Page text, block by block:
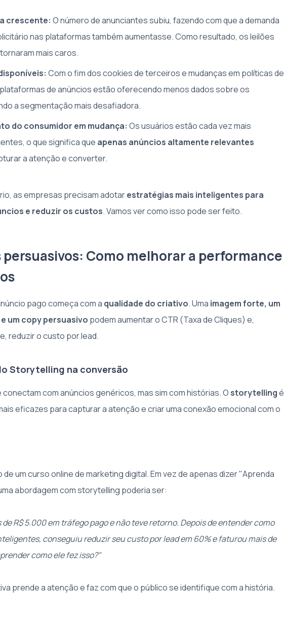
crescente: O número de anunciantes subiu, fazendo com que a demanda
nas plataformas também aumentasse. Como resultado, os leilões
mais caros.
Com o fim dos cookies de terceiros e mudanças em políticas de
de anúncios estão oferecendo menos dados sobre os
a segmentação mais desafiadora.
do consumidor em mudança: Os usuários estão cada vez mais
o que significa que apenas anúncios altamente relevantes
a atenção e converter.
as empresas precisam adotarestratégias mais inteligentes para
e reduzir os custos. Vamos ver como isso pode ser feito.
persuasivos: Como melhorar a performance
pago começa com a qualidade do criativo. Uma imagem forte, um
um copy persuasivo podem aumentar o CTR (Taxa de Cliques) e,
reduzir o custo por lead.
Storytelling na conversão
com anúncios genéricos, mas sim com histórias. O storytellingé
eficazes para capturar a atenção e criar uma conexão emocional com o
de um curso online de marketing digital. Em vez de apenas dizer "Aprenda
abordagem com storytelling poderia ser:
R$ 5.000 em tráfego pago e não teve retorno. Depois de entender como
conseguiu reduzir seu custo por lead em 60% e faturou mais de
como ele fez isso?"
prende a atenção e faz com que o público se identifique com a história.